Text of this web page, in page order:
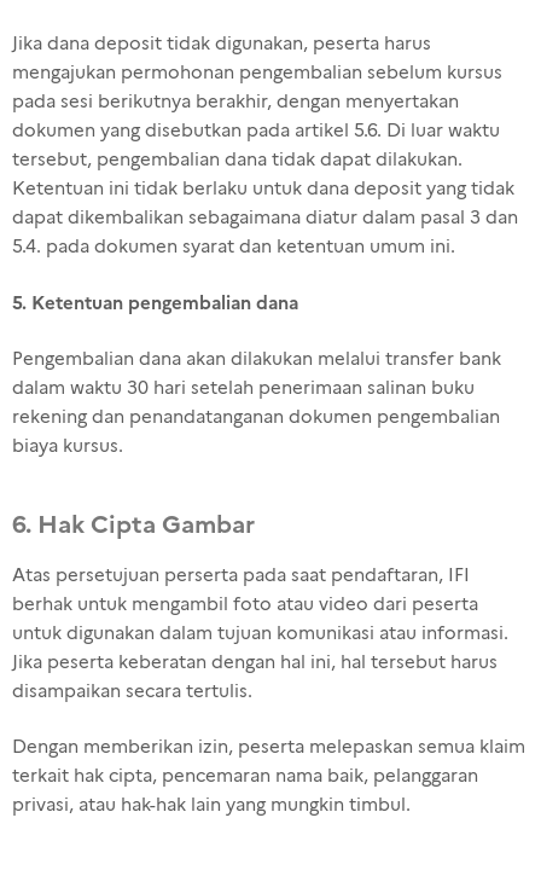
Jika dana deposit tidak digunakan, peserta harus
mengajukan permohonan pengembalian sebelum kursus
pada sesi berikutnya berakhir, dengan menyertakan
dokumen yang disebutkan pada artikel 5.6. Di luar waktu
tersebut, pengembalian dana tidak dapat dilakukan.
Ketentuan ini tidak berlaku untuk dana deposit yang tidak
dapat dikembalikan sebagaimana diatur dalam pasal 3 dan
5.4. pada dokumen syarat dan ketentuan umum ini.
5. Ketentuan pengembalian dana
Pengembalian dana akan dilakukan melalui transfer bank
dalam waktu 30 hari setelah penerimaan salinan buku
rekening dan penandatanganan dokumen pengembalian
biaya kursus.
6. Hak Cipta Gambar
Atas persetujuan perserta pada saat pendaftaran, IFI
berhak untuk mengambil foto atau video dari peserta
untuk digunakan dalam tujuan komunikasi atau informasi.
Jika peserta keberatan dengan hal ini, hal tersebut harus
disampaikan secara tertulis.
Dengan memberikan izin, peserta melepaskan semua klaim
terkait hak cipta, pencemaran nama baik, pelanggaran
privasi, atau hak-hak lain yang mungkin timbul.